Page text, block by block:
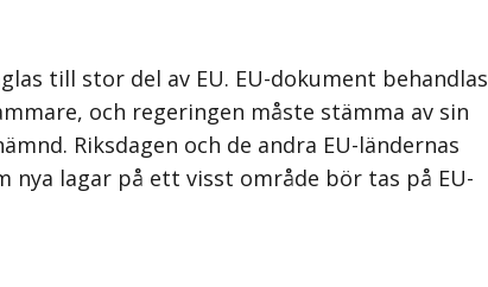
till stor del av EU. EU-dokument behandlas
och regeringen måste stämma av sin
Riksdagen och de andra EU-ländernas
nya lagar på ett visst område bör tas på EU-